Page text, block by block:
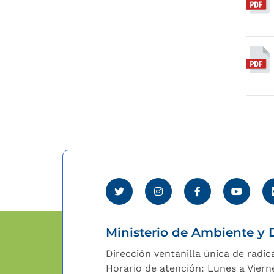
Ministerio de Ambiente y
Dirección ventanilla única de
Horario de atención: Lunes a